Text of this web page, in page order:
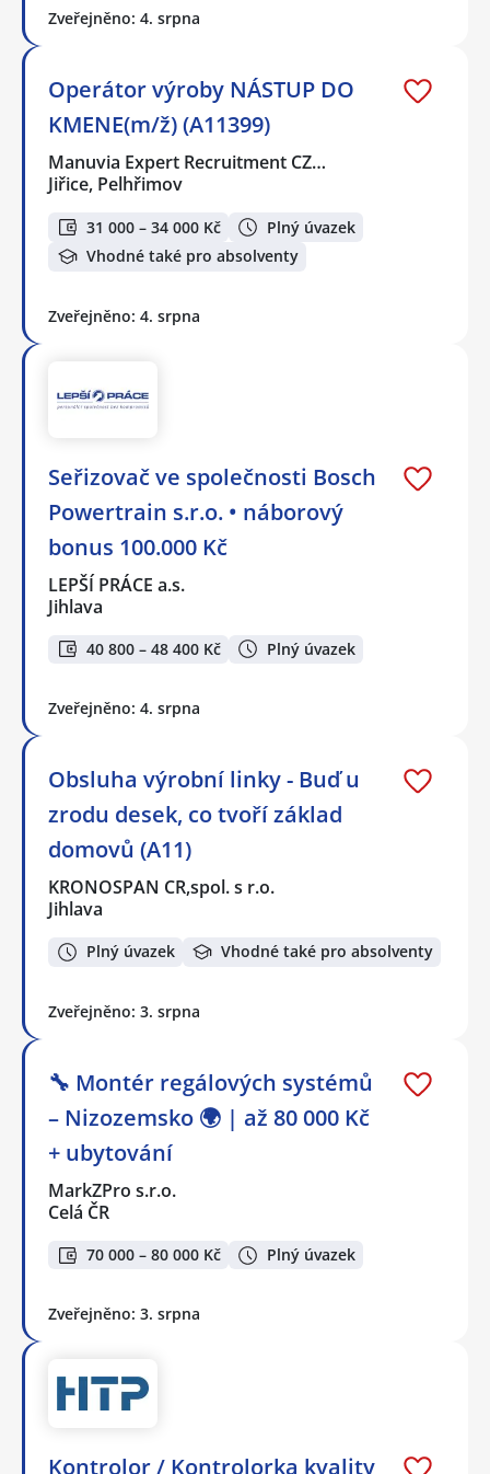
Zveřejněno: 4. srpna
Operátor výroby NÁSTUP DO
KMENE(m/ž) (A11399)
Manuvia Expert Recruitment CZ…
Jiřice, Pelhřimov
31 000 – 34 000 Kč
Plný úvazek
Vhodné také pro absolventy
Zveřejněno: 4. srpna
Seřizovač ve společnosti Bosch
Powertrain s.r.o. • náborový
bonus 100.000 Kč
LEPŠÍ PRÁCE a.s.
Jihlava
40 800 – 48 400 Kč Plný úvazek
Zveřejněno: 4. srpna
Obsluha výrobní linky - Buď u
zrodu desek, co tvoří základ
domovů (A11)
KRONOSPAN CR,spol. s r.o.
Jihlava
Plný úvazek Vhodné také pro absolventy
Zveřejněno: 3. srpna
🔧 Montér regálových systémů
– Nizozemsko 🌍 | až 80 000 Kč
+ ubytování
MarkZPro s.r.o.
Celá ČR
70 000 – 80 000 Kč Plný úvazek
Zveřejněno: 3. srpna
Kontrolor / Kontrolorka kvality